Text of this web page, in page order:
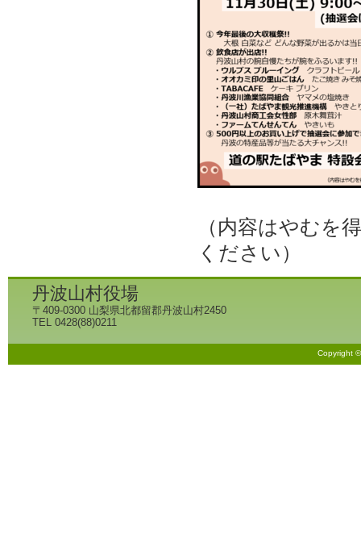
（内容はやむを
ください）
丹波山村役場
〒409-0300 山梨県北都留郡丹波山村2450
TEL 0428(88)0211
Copyright